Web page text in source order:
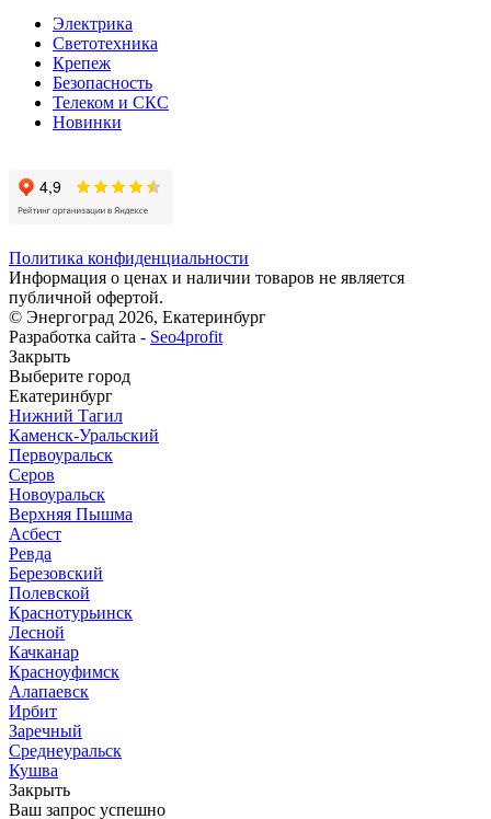
Электрика
Светотехника
Крепеж
Безопасность
Телеком и СКС
Новинки
Политика конфиденциальности
Информация о ценах и наличии товаров не является
публичной офертой.
© Энергоград 2026, Екатеринбург
Разработка сайта - Seo4profit
Закрыть
Выберите город
Екатеринбург
Нижний Тагил
Каменск-Уральский
Первоуральск
Серов
Новоуральск
Верхняя Пышма
Асбест
Ревда
Березовский
Полевской
Краснотурьинск
Лесной
Качканар
Красноуфимск
Алапаевск
Ирбит
Заречный
Среднеуральск
Кушва
Закрыть
Ваш запрос успешно